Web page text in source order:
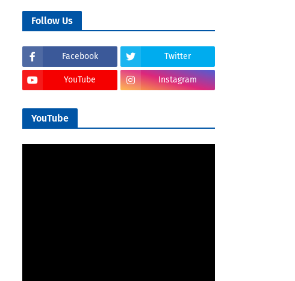
Follow Us
Facebook Twitter
YouTube Instagram
YouTube